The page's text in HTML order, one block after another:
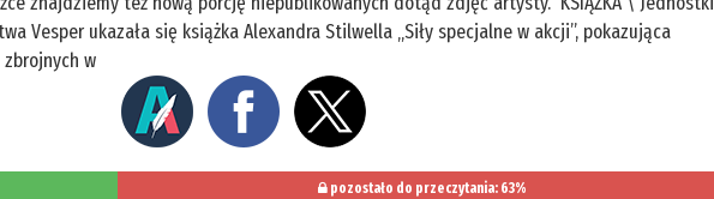
Vesper ukazała się książka Alexandra Stilwella „Siły specjalne w akcji”, pokazująca
w
pozostało do przeczytania: 63%